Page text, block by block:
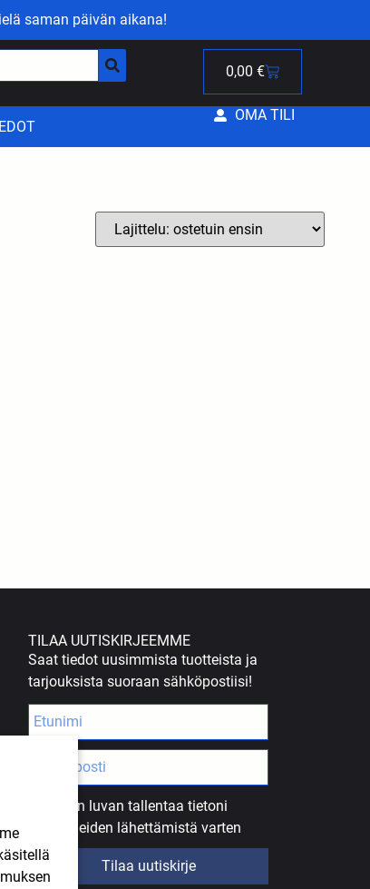
saman päivän aikana!
0,00 €
OMA TILI
TILAA UUTISKIRJEEMME
Saat tiedot uusimmista tuotteista ja
tarjouksista suoraan sähköpostiisi!
Annan luvan tallentaa tietoni
uutiskirjeiden lähettämistä varten
Tilaa uutiskirje